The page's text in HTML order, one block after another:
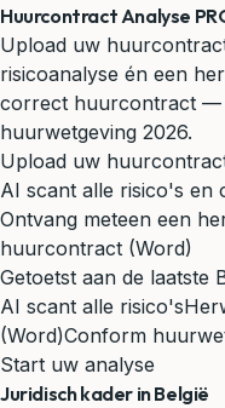
Huurcontract Analyse
Upload uw
risicoanalyse én een
correct huurcontract —
huurwetgeving 2026.
Upload uw
AI scant alle risico's en
Ontvang meteen een
huurcontract (Word)
Getoetst aan de laatste
AI scant alle risico's
(Word)Conform
Start uw analyse
Juridisch kader in België